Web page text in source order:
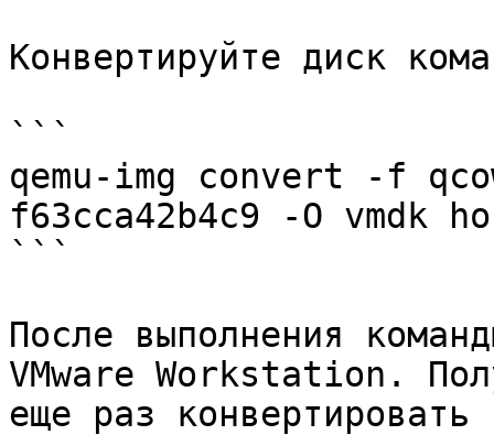
Конвертируйте диск
```
qemu-img convert -f
f63cca42b4c9 -O vmdk
```
После выполнения
VMware Workstation.
еще раз